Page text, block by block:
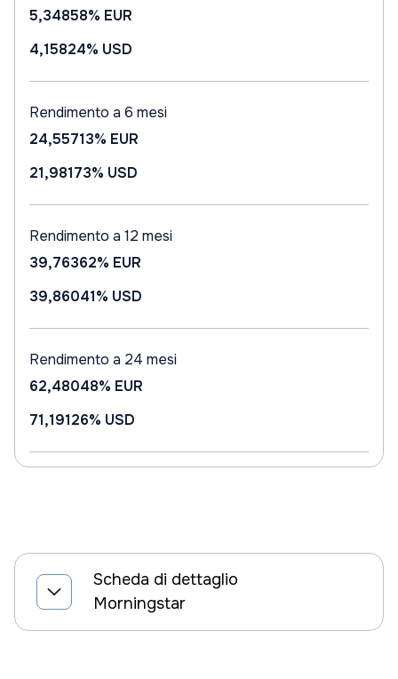
5,34858% EUR
4,15824% USD
Rendimento a 6 mesi
24,55713% EUR
21,98173% USD
Rendimento a 12 mesi
39,76362% EUR
39,86041% USD
Rendimento a 24 mesi
62,48048% EUR
71,19126% USD
Scheda di dettaglio
Morningstar